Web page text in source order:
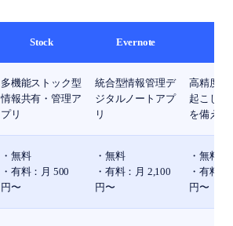
Stock Evernote
多機能ストック型
情報共有・管理ア
プリ
統合型情報管理デ
ジタルノートアプ
リ
高精度AI
起こしと
を備えた
・無料
・有料：月 500
円〜
・無料
・有料：月 2,100
円〜
・無料
・有料：
円〜